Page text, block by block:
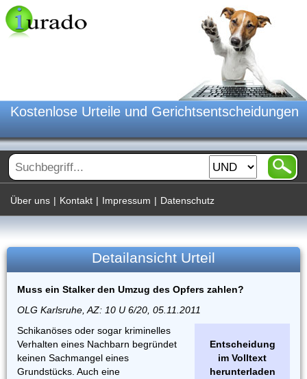
Kostenlose Urteile und Gerichtsentscheidungen
Über uns | Kontakt | Impressum | Datenschutz
Detailansicht Urteil
Muss ein Stalker den Umzug des Opfers zahlen?
OLG Karlsruhe, AZ: 10 U 6/20, 05.11.2011
Entscheidung
im Volltext
herunterladen
Schikanöses oder sogar kriminelles
Verhalten eines Nachbarn begründet
keinen Sachmangel eines
Grundstücks. Auch eine